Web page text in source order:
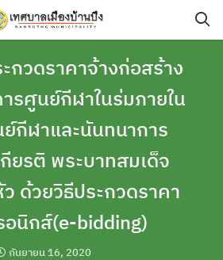
ะกวดราคาจ้างก่อสร้าง
รศูนย์กีฬาในร่มภายใน
กีฬาและนันทนาการ
ยรติ พระบาทสมเด็จ
ด้วยวิธีประกวดราคา
อนิกส์(e-bidding)
กันยายน 16, 2020